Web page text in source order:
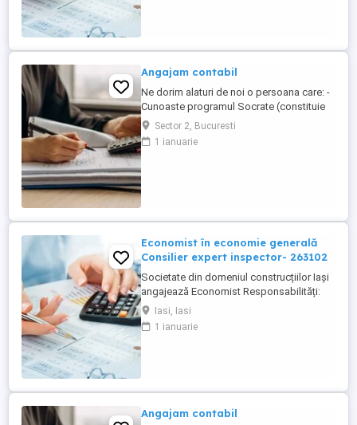
Angajam contabil
Ne dorim alaturi de noi o persoana care: -
Cunoaste programul Socrate (constituie
avantaj); - Cunoaste Microsoft Office; - Are
cunostinte de contabilitate financiara; -
Are experienta pe o pozitie similara, de
Sector 2, Bucuresti
1 ianuarie
Economist în economie generală
Consilier expert inspector- 263102
Societate din domeniul construcțiilor Iași
angajează Economist Responsabilități:
Înregistrarea și verificarea documentelor
contabile (facturi, bonuri, chitanțe, NIR-uri,
deconturi) Operarea și reconcilierea
Iasi, Iasi
1 ianuarie
Angajam contabil